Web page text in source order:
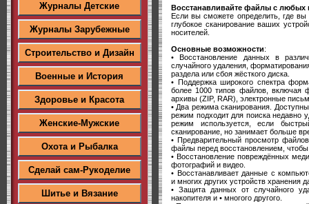
Журналы Детские
Журналы Зарубежные
Строительство и Дизайн
Военные и История
Здоровье и Красота
Женские-Мужские
Охота и Рыбалка
Сделай сам-Рукоделие
Шитье и Вязание
Восстанавливайте файлы с любых
Если вы сможете определить, где
глубокое сканирование ваших
носителей.
Основные возможности:
• Восстановление данных в
случайного удаления,
раздела или сбоя жёсткого диска.
• Поддержка широкого спектра
более 1000 типов файлов, включая
архивы (ZIP, RAR), электронные
• Два режима сканирования.
режим подходит для поиска недавно
режим используется, если
сканирование, но занимает больше
• Предварительный просмотр
файлы перед восстановлением,
• Восстановление повреждённых
фотографий и видео.
• Восстанавливает данные с
и многих других устройств хранения
• Защита данных от случайного
накопителя и • многого другого.